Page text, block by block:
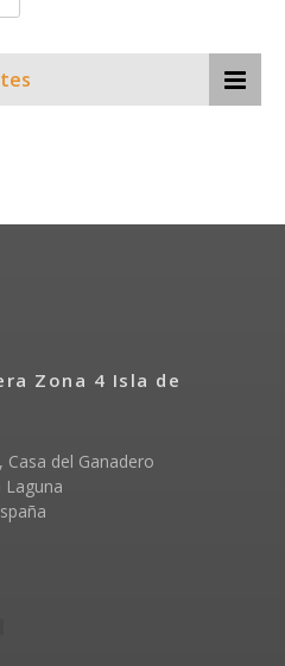
Zona 4 Isla de
Casa del Ganadero
Laguna